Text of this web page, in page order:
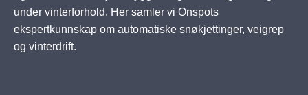
under vinterforhold. Her samler vi Onspots
ekspertkunnskap om automatiske snøkjettinger, veigrep
og vinterdrift.